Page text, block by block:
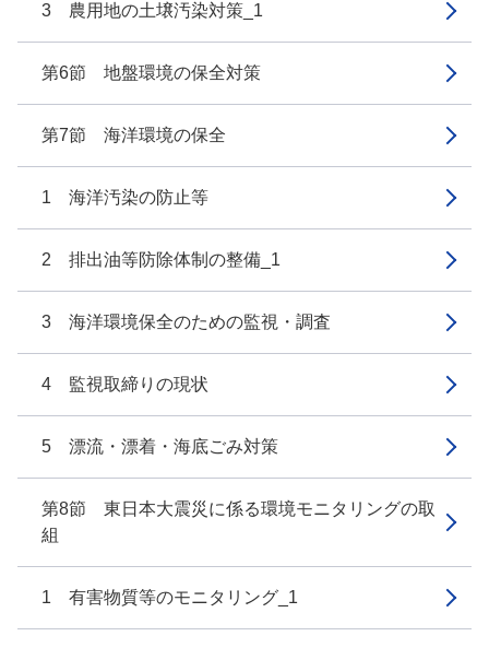
3 農用地の土壌汚染対策_1
第6節 地盤環境の保全対策
第7節 海洋環境の保全
1 海洋汚染の防止等
2 排出油等防除体制の整備_1
3 海洋環境保全のための監視・調査
4 監視取締りの現状
5 漂流・漂着・海底ごみ対策
第8節 東日本大震災に係る環境モニタリングの取
組
1 有害物質等のモニタリング_1